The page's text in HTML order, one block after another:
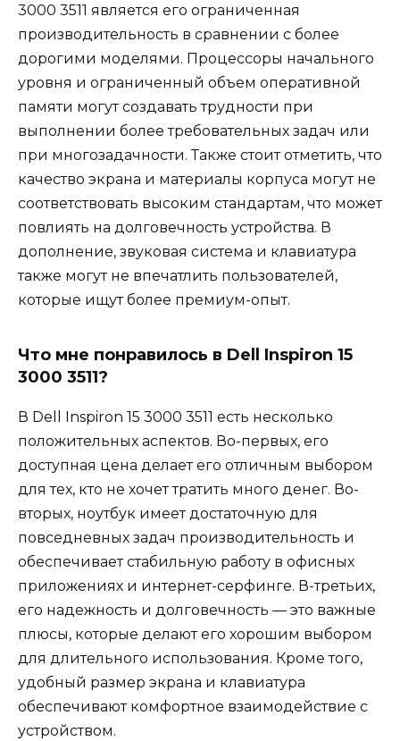
3000 3511 является его ограниченная
производительность в сравнении с более
дорогими моделями. Процессоры начального
уровня и ограниченный объем оперативной
памяти могут создавать трудности при
выполнении более требовательных задач или
при многозадачности. Также стоит отметить, что
качество экрана и материалы корпуса могут не
соответствовать высоким стандартам, что может
повлиять на долговечность устройства. В
дополнение, звуковая система и клавиатура
также могут не впечатлить пользователей,
которые ищут более премиум-опыт.
Что мне понравилось в Dell Inspiron 15
3000 3511?
В Dell Inspiron 15 3000 3511 есть несколько
положительных аспектов. Во-первых, его
доступная цена делает его отличным выбором
для тех, кто не хочет тратить много денег. Во-
вторых, ноутбук имеет достаточную для
повседневных задач производительность и
обеспечивает стабильную работу в офисных
приложениях и интернет-серфинге. В-третьих,
его надежность и долговечность — это важные
плюсы, которые делают его хорошим выбором
для длительного использования. Кроме того,
удобный размер экрана и клавиатура
обеспечивают комфортное взаимодействие с
устройством.